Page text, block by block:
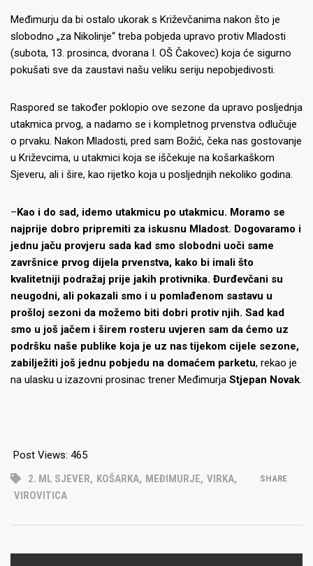
Međimurju da bi ostalo ukorak s Križevčanima nakon što je
slobodno „za Nikolinje“ treba pobjeda upravo protiv Mladosti
(subota, 13. prosinca, dvorana I. OŠ Čakovec) koja će sigurno
pokušati sve da zaustavi našu veliku seriju nepobjedivosti.
Raspored se također poklopio ove sezone da upravo posljednja
utakmica prvog, a nadamo se i kompletnog prvenstva odlučuje
o prvaku. Nakon Mladosti, pred sam Božić, čeka nas gostovanje
u Križevcima, u utakmici koja se iščekuje na košarkaškom
Sjeveru, ali i šire, kao rijetko koja u posljednjih nekoliko godina.
–Kao i do sad, idemo utakmicu po utakmicu. Moramo se
najprije dobro pripremiti za iskusnu Mladost. Dogovaramo i
jednu jaču provjeru sada kad smo slobodni uoči same
završnice prvog dijela prvenstva, kako bi imali što
kvalitetniji podražaj prije jakih protivnika. Đurđevčani su
neugodni, ali pokazali smo i u pomlađenom sastavu u
prošloj sezoni da možemo biti dobri protiv njih. Sad kad
smo u još jačem i širem rosteru uvjeren sam da ćemo uz
podršku naše publike koja je uz nas tijekom cijele sezone,
zabilježiti još jednu pobjedu na domaćem parketu, rekao je
na ulasku u izazovni prosinac trener Međimurja Stjepan Novak.
Post Views: 465
2. ML SJEVER, KOŠARKA, MEĐIMURJE, VIRKA,
VIROVITICA
SHARE